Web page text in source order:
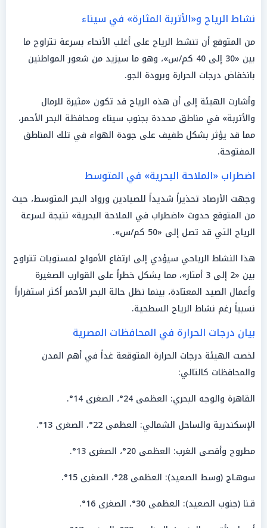
نشاط الرياح و«الأتربة المثارة» في سيناء
من المتوقع أن تنشط الرياح على أغلب الأنحاء بسرعة تتراوح ما
بين «30 إلى 40 كم/س»، وهو ما سيزيد من شعور المواطنين
بانخفاض درجات الحرارة وبرودة الجو.
وأشارت الهيئة إلى أن هذه الرياح قد تكون «مثيرة للرمال
والأتربة» في مناطق محددة بجنوب سيناء ومحافظة البحر الأحمر،
مما قد يؤثر بشكل طفيف على جودة الهواء في تلك المناطق
المفتوحة.
اضطراب «الملاحة البحرية» في المتوسط
وجهت الأرصاد تحذيراً شديداً للصيادين ورواد البحر المتوسط، حيث
من المتوقع حدوث «اضطراب في الملاحة البحرية» نتيجة لسرعة
الرياح التي قد تصل إلى «50 كم/س».
هذا النشاط الرياحي سيؤدي إلى ارتفاع الأمواج لمستويات تتراوح
بين «2 إلى 3 أمتار»، مما يشكل خطراً على القوارب الصغيرة
وأعمال الصيد المعتادة، بينما تظل حالة البحر الأحمر أكثر استقراراً
نسبياً رغم نشاط الرياح السطحية.
بيان درجات الحرارة في المحافظات المصرية
لخصت الهيئة درجات الحرارة المتوقعة غداً في أهم المدن
والمحافظات كالتالي:
القاهرة والوجه البحري: العظمى 24°، الصغرى 14°.
الإسكندرية والساحل الشمالي: العظمى 22°، الصغرى 13°.
مطروح وأقصى الغرب: العظمى 20°، الصغرى 13°.
سوهـاج (وسط الصعيد): العظمى 28°، الصغرى 15°.
قـنا (جنوب الصعيد): العظمى 30°، الصغرى 16°.